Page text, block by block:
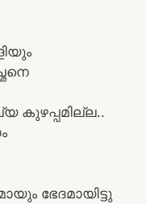
കുഴപ്പമില്ല..
ഭേദമായിട്ടു